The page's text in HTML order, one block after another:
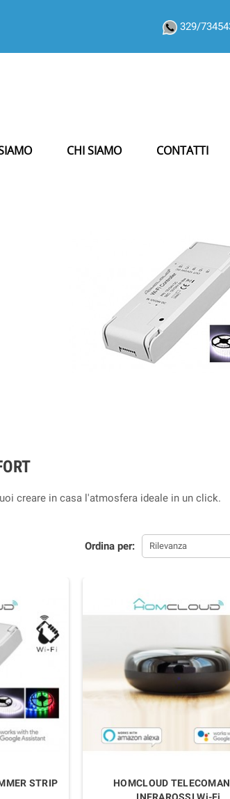
329/
CHI SIAMO CONTATTI
creare in casa l'atmosfera ideale in un click.
Ordina per: Rilevanza
STRIP
HOMCLOUD
INFRAROSSI Wi-Fi